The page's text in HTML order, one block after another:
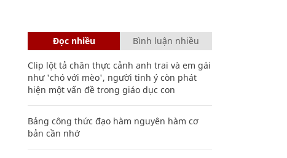
Đọc nhiều Bình luận nhiều
Clip lột tả chân thực cảnh anh trai và em gái
như 'chó với mèo', người tinh ý còn phát
hiện một vấn đề trong giáo dục con
Bảng công thức đạo hàm nguyên hàm cơ
bản cần nhớ